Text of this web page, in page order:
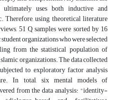
ultimately uses both inductive and
Therefore, using theoretical literature
51 Q samples were sorted by 16
organizations who were selected
from the statistical population of
organizations. The data collected
to exploratory factor analysis
In total, six mental models of
from the data analysis: "identity-